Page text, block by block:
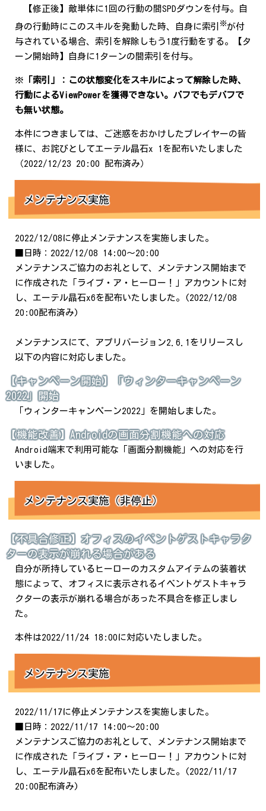
【修正後】敵単体に1回の行動の間SPDダウンを付与。自
身の行動時にこのスキルを発動した時、自身に索引
※が付
与されている場合、索引を解除しもう1度行動をする。【タ
ーン開始時】自身に1ターンの間索引を付与。
※ 「索引」：この状態変化をスキルによって解除した時、
行動によるViewPowerを獲得できない。バフでもデバフで
も無い状態。
本件につきましては、ご迷惑をおかけしたプレイヤーの皆
様に、お詫びとしてエーテル晶石x 1を配布いたしました
（2022/12/23 20:00 配布済み）
メンテナンス実施
2022/12/08に停止メンテナンスを実施しました。
■日時：2022/12/08 14:00～20:00
メンテナンスご協力のお礼として、メンテナンス開始まで
に作成された「ライブ・ア・ヒーロー！」アカウントに対
し、エーテル晶石x6を配布いたしました。(2022/12/08
20:00配布済み)
メンテナンスにて、アプリバージョン2.6.1をリリースし
以下の内容に対応しました。
【キャンペーン開始】「ウィンターキャンペーン
2022」開始
「ウィンターキャンペーン2022」を開始しました。
【機能改善】Androidの画面分割機能への対応
Android端末で利用可能な「画面分割機能」への対応を行
いました。
メンテナンス実施（非停止）
【不具合修正】オフィスのイベントゲストキャラク
ターの表示が崩れる場合がある
自分が所持しているヒーローのカスタムアイテムの装着状
態によって、オフィスに表示されるイベントゲストキャラ
クターの表示が崩れる場合があった不具合を修正しまし
た。
本件は2022/11/24 18:00に対応いたしました。
メンテナンス実施
2022/11/17に停止メンテナンスを実施しました。
■日時：2022/11/17 14:00～20:00
メンテナンスご協力のお礼として、メンテナンス開始まで
に作成された「ライブ・ア・ヒーロー！」アカウントに対
し、エーテル晶石x6を配布いたしました。(2022/11/17
20:00配布済み)